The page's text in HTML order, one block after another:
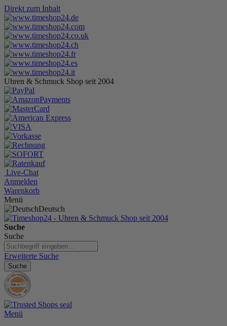
Direkt zum Inhalt
Uhren & Schmuck Shop seit 2004
Live-Chat
Anmelden
Warenkorb
Menü
Deutsch
Suche
Suche
Erweiterte Suche
Suche
Menü